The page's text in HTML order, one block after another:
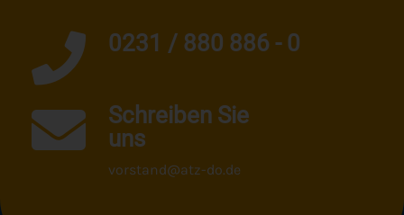
0231 / 880 886 - 0
Schreiben Sie
uns
vorstand@atz-do.de